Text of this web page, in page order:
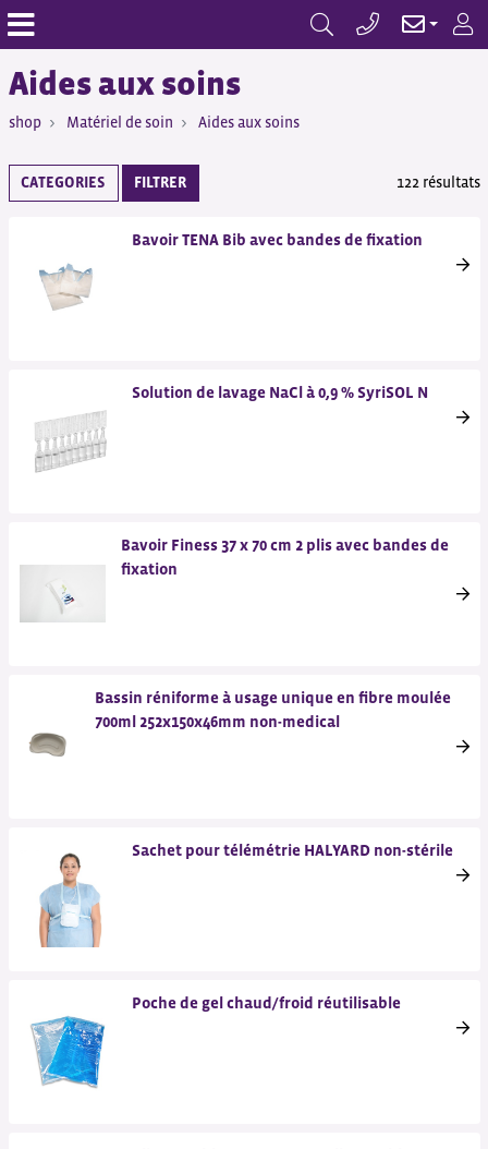
Aides aux soins
shop Matériel de soin Aides aux soins
CATEGORIES FILTRER 122 résultats
Bavoir TENA Bib avec bandes de fixation
Solution de lavage NaCl à 0,9 % SyriSOL N
Bavoir Finess 37 x 70 cm 2 plis avec bandes de
fixation
Bassin réniforme à usage unique en fibre moulée
700ml 252x150x46mm non-medical
Sachet pour télémétrie HALYARD non-stérile
Poche de gel chaud/froid réutilisable